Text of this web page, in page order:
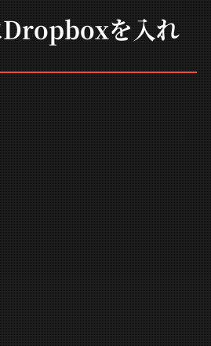
を入れ